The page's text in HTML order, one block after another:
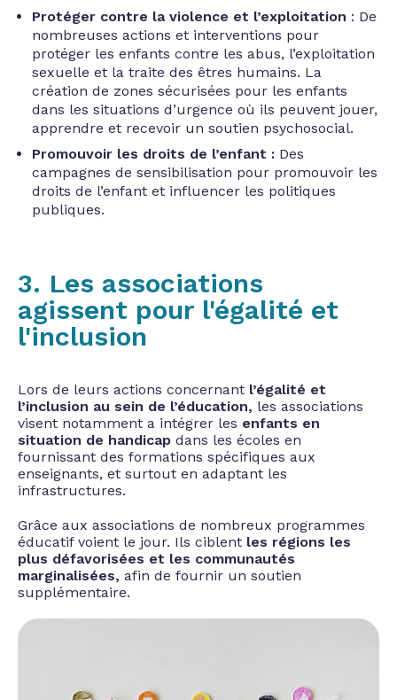
Protéger contre la violence et l’exploitation : De
nombreuses actions et interventions pour
protéger les enfants contre les abus, l’exploitation
sexuelle et la traite des êtres humains. La
création de zones sécurisées pour les enfants
dans les situations d’urgence où ils peuvent jouer,
apprendre et recevoir un soutien psychosocial.
Promouvoir les droits de l’enfant : Des
campagnes de sensibilisation pour promouvoir les
droits de l’enfant et influencer les politiques
publiques.
3. Les associations
agissent pour l'égalité et
l'inclusion
Lors de leurs actions concernant l’égalité et
l’inclusion au sein de l’éducation, les associations
visent notamment a intégrer les enfants en
situation de handicap dans les écoles en
fournissant des formations spécifiques aux
enseignants, et surtout en adaptant les
infrastructures.
Grâce aux associations de nombreux programmes
éducatif voient le jour. Ils ciblent les régions les
plus défavorisées et les communautés
marginalisées, afin de fournir un soutien
supplémentaire.